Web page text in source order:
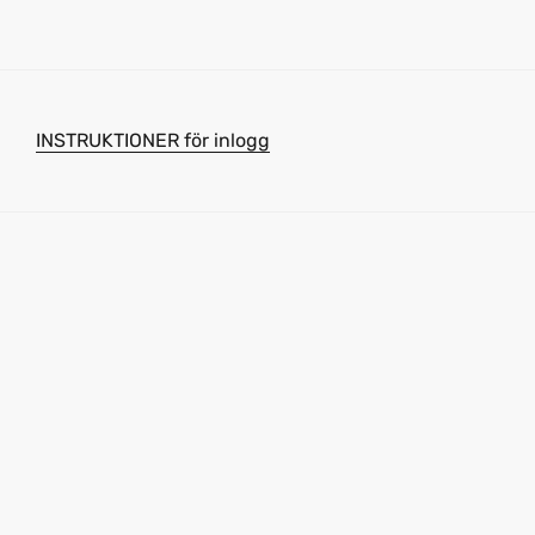
INSTRUKTIONER för inlogg